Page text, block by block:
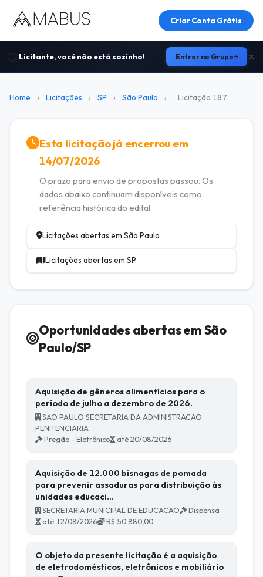
Criar Conta Grátis
Licitante, você não está sozinho! Entrar no Grupo
Home › Licitações › SP › São Paulo › Licitação 187
Esta licitação já encerrou em
14/07/2026
O prazo para envio de propostas passou. Os
dados abaixo continuam disponíveis como
referência histórica do edital.
Licitações abertas em São Paulo
Licitações abertas em SP
Oportunidades abertas em São
Paulo/SP
Aquisição de gêneros alimentícios para o
período de julho a dezembro de 2026.
SAO PAULO SECRETARIA DA ADMINISTRACAO
PENITENCIARIA
Pregão - Eletrônico
até 20/08/2026
Aquisição de 12.000 bisnagas de pomada
para prevenir assaduras para distribuição às
unidades educaci…
SECRETARIA MUNICIPAL DE EDUCACAO
Dispensa
até 12/08/2026
R$ 50.880,00
O objeto da presente licitação é a aquisição
de eletrodomésticos, eletrônicos e mobiliário